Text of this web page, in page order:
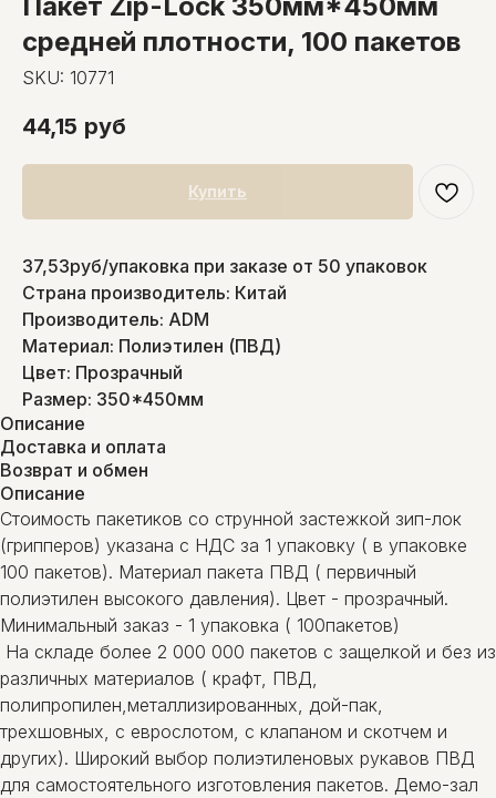
средней плотности, 100 пакетов
SKU: 10771
44,15 руб
Купить
37,53руб/упаковка при заказе от 50 упаковок
Страна производитель: Китай
Производитель: ADM
Материал: Полиэтилен (ПВД)
Цвет: Прозрачный
Размер: 350*450мм
Описание
Доставка и оплата
Возврат и обмен
Описание
Стоимость пакетиков со струнной застежкой зип-лок
(грипперов) указана с НДС за 1 упаковку ( в упаковке
100 пакетов). Материал пакета ПВД ( первичный
полиэтилен высокого давления). Цвет - прозрачный.
Минимальный заказ - 1 упаковка ( 100пакетов)
На складе более 2 000 000 пакетов с защелкой и без из
различных материалов ( крафт, ПВД,
полипропилен,металлизированных, дой-пак,
трехшовных, с еврослотом, с клапаном и скотчем и
других). Широкий выбор полиэтиленовых рукавов ПВД
для самостоятельного изготовления пакетов. Демо-зал